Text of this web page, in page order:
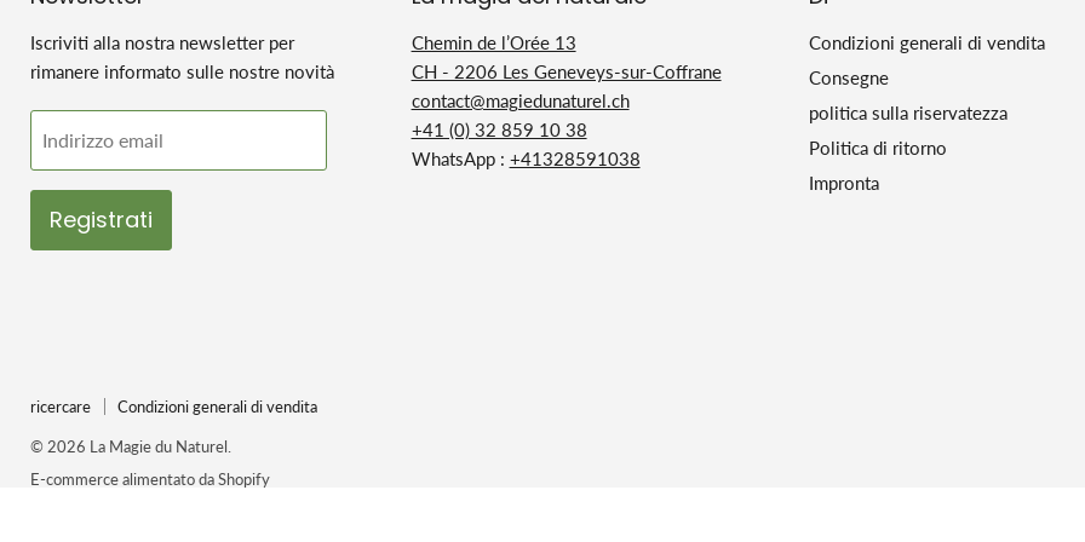
Iscriviti alla nostra newsletter per
rimanere informato sulle nostre novità
Indirizzo email
Registrati
Chemin de l’Orée 13
CH - 2206 Les Geneveys-sur-Coffrane
contact@magiedunaturel.ch
+41 (0) 32 859 10 38
WhatsApp : +41328591038
Condizioni generali di vendita
Consegne
politica sulla riservatezza
Politica di ritorno
Impronta
ricercare Condizioni generali di vendita
© 2026 La Magie du Naturel.
E-commerce alimentato da Shopify